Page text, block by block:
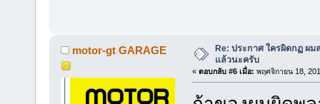
motor-gt GARAGE
Re: ประกาศ ใครผิดกฏ ผม
แล้วนะครับ
« ตอบกลับ #6 เมื่อ: พฤศจิกายน 18,